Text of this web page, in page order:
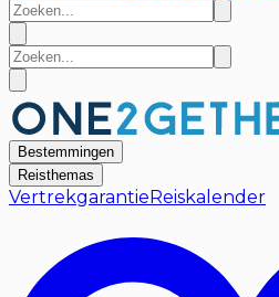
Bestemmingen
Reisthemas
Vertrekgarantie Reiskalender